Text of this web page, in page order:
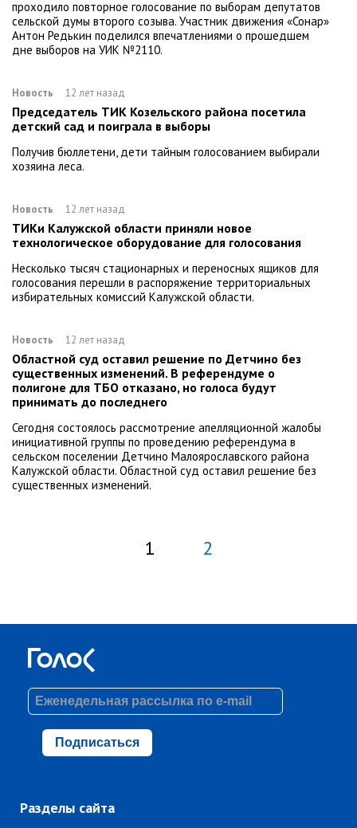
проходило повторное голосование по выборам депутатов
сельской думы второго созыва. Участник движения «Сонар»
Антон Редькин поделился впечатлениями о прошедшем
дне выборов на УИК №2110.
Новость 12 лет назад
Председатель ТИК Козельского района посетила
детский сад и поиграла в выборы
Получив бюллетени, дети тайным голосованием выбирали
хозяина леса.
Новость 12 лет назад
ТИКи Калужской области приняли новое
технологическое оборудование для голосования
Несколько тысяч стационарных и переносных ящиков для
голосования перешли в распоряжение территориальных
избирательных комиссий Калужской области.
Новость 12 лет назад
Областной суд оставил решение по Детчино без
существенных изменений. В референдуме о
полигоне для ТБО отказано, но голоса будут
принимать до последнего
Сегодня состоялось рассмотрение апелляционной жалобы
инициативной группы по проведению референдума в
сельском поселении Детчино Малоярославского района
Калужской области. Областной суд оставил решение без
существенных изменений.
1 2
Подписаться
Разделы сайта